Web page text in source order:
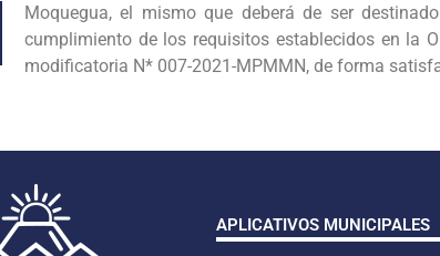
Moquegua, el mismo que deberá de ser
cumplimiento de los requisitos establecidos en la
modificatoria N* 007-2021-MPMMN, de forma
APLICATIVOS MUNICIPALES